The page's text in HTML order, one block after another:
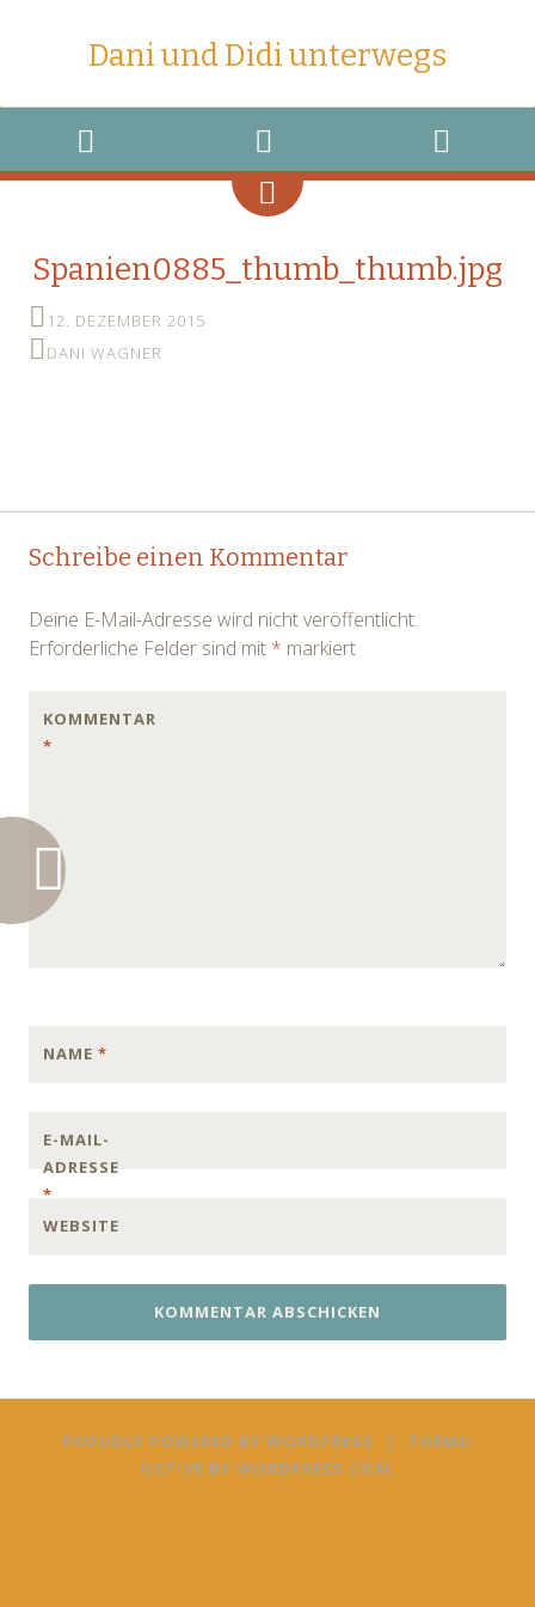
Dani und Didi unterwegs
MENU
WIDGETS
SEARCH
Spanien0885_thumb_thumb.jpg
12. DEZEMBER 2015
DANI WAGNER
Post
Schreibe einen Kommentar
Deine E-Mail-Adresse wird nicht veröffentlicht.
Erforderliche Felder sind mit * markiert
KOMMENTAR
*
NAME *
E-MAIL-
ADRESSE
*
WEBSITE
PROUDLY POWERED BY WORDPRESS |
THEME:
FICTIVE BY WORDPRESS.COM.